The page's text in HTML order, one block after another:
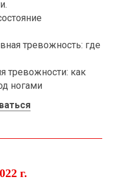
тревожность: где
тревожности: как
ногами
г.